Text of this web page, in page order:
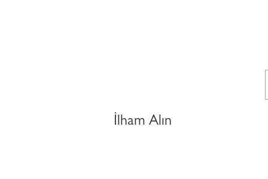
İlham Alın